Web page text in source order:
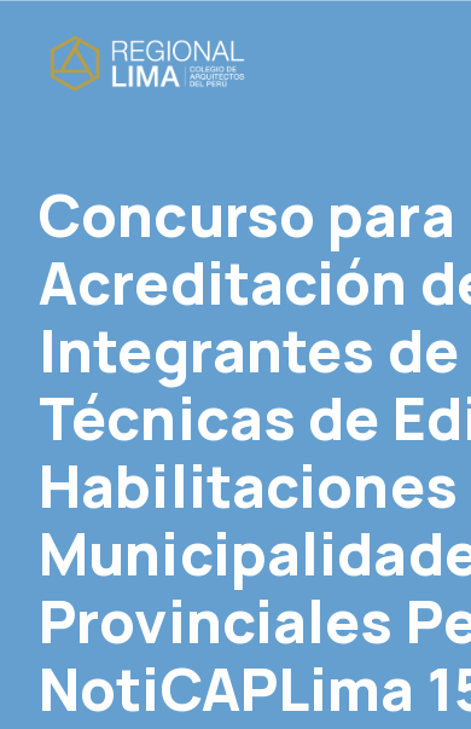
Concurso
Acreditación
Integrantes
Técnicas de
Habilitaciones
Provinciales
NotiCAPLima